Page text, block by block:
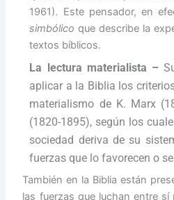
1961). Este pensador, en
simbólico que describe la
textos bíblicos.
La lectura materialista –
aplicar a la Biblia los
materialismo de K. Marx
(1820-1895), según los
sociedad deriva de su
fuerzas que lo favorecen o
También en la Biblia están
las fuerzas que luchan entre sí